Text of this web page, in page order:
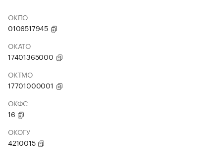
ОКПО
0106517945
ОКАТО
17401365000
ОКТМО
17701000001
ОКФС
16
ОКОГУ
4210015